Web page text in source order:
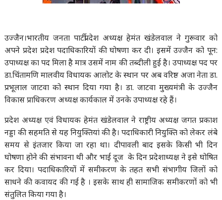
उज्जैन।भारतीय जनता पार्टीप्रदेश अध्यक्ष हेमंत खंडेलवाल ने गुरूवार को
अपने प्रदेश प्रदेश पदाधिकारियों की घोषणा कर दी। इसमें उज्जैन को पून:
उपाध्यक्ष का पद मिला है मात्र उसमें नाम की तब्दीली हुई है। उपाध्यक्ष पद पर
डा.चिंतामणि मालवीय विधायक आलोट के स्थान पर अब वरिष्ठ अजा नेता डा.
प्रभूलाल जाटवा को स्थान दिया गया है। डा. जाटवा मुख्यमंत्री के उज्जैन
विकास प्राधिकरण अध्यक्ष कार्यकाल में उनके उपाध्यक्ष रहे हैं।
प्रदेश अध्यक्ष एवं विधायक हेमंत खंडेलवाल ने राष्ट्रीय अध्यक्ष जगत प्रकाश
नड्डा की सहमति से यह नियुक्तियां की है। पदाधिकारी नियुक्ति को लेकर लंबे
समय से इंतजार किया जा रहा था। दीपावली बाद इसके किसी भी दिन
घोषणा होने की संभावना थी और भाई दूज के दिन प्रदेशाध्यक्ष ने इसे घोषित
कर दिया। पदाधिकारियों में समीकरण के तहत सभी संभागीय जिलों को
साधने की कवायद की गई है । इसके साथ ही सामाजिक समीकरणों को भी
संतुलित किया गया है।